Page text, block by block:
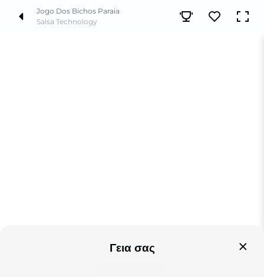
Jogo Dos Bichos Paraia
Salsa Technology
Γεια σας